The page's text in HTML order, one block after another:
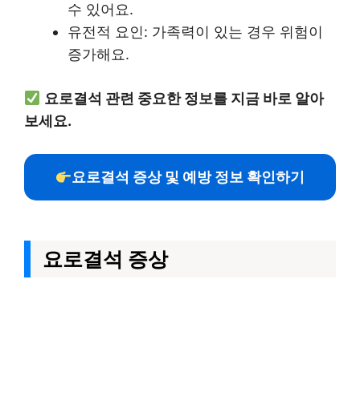
수 있어요.
유전적 요인: 가족력이 있는 경우 위험이
증가해요.
요로결석 관련 중요한 정보를 지금 바로 알아
보세요.
요로결석 증상 및 예방 정보 확인하기
요로결석 증상